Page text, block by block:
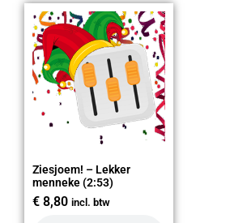
Ziesjoem! – Lekker
menneke (2:53)
€ 8,80 incl. btw